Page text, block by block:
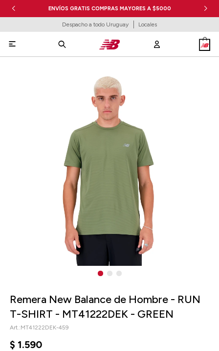
ENVÍOS GRATIS COMPRAS MAYORES A $5000
Despacho a todo Uruguay Locales

Remera New Balance de Hombre - RUN
T-SHIRT - MT41222DEK - GREEN
MT41222DEK-459
$ 1.590